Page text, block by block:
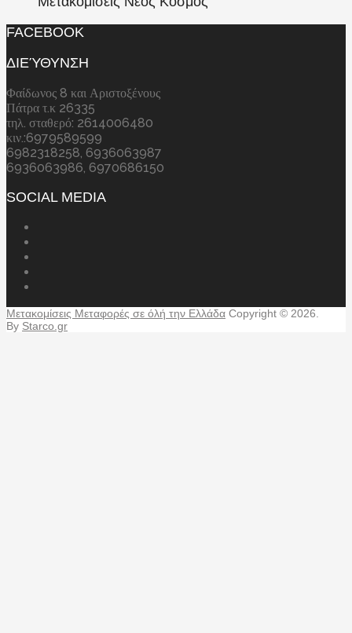
FACEBOOK
ΔΙΕΎΘΥΝΣΗ
Φαίδωνος 8 και Αριστοξένους
Πάτρα τ.κ 26335
τηλ. σταθερό: 2614006480
κιν.:6979589599
6982318258, 6936063987
6936063986, 6970686150
SOCIAL MEDIA
Μετακομίσεις Μεταφορές σε όλή την Ελλάδα Copyright © 2026.
By Starco.gr